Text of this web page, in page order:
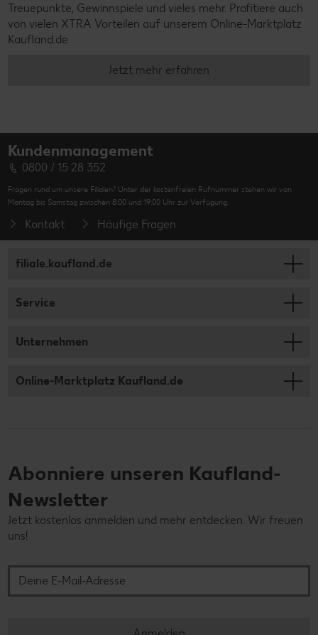
Treuepunkte, Gewinnspiele und vieles mehr. Profitiere auch
von vielen XTRA Vorteilen auf unserem Online-Marktplatz
Kaufland.de
Jetzt mehr erfahren
Kundenmanagement
0800 / 15 28 352
Fragen rund um unsere Filialen? Unter der kostenfreien Rufnummer stehen wir von
Montag bis Samstag zwischen 8:00 und 19:00 Uhr zur Verfügung.
Kontakt Häufige Fragen
filiale.kaufland.de
Service
Unternehmen
Online-Marktplatz Kaufland.de
Abonniere unseren Kaufland-
Newsletter
Jetzt kostenlos anmelden und mehr entdecken. Wir freuen
uns!